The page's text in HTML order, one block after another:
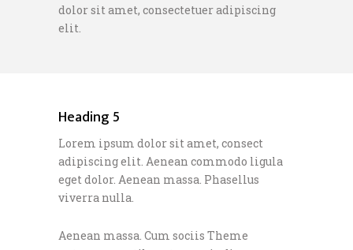
dolor sit amet, consectetuer adipiscing
elit.
Heading 5
Lorem ipsum dolor sit amet, consect
adipiscing elit. Aenean commodo ligula
eget dolor. Aenean massa. Phasellus
viverra nulla.
Aenean massa. Cum sociis Theme